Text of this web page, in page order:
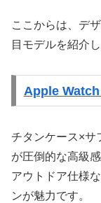
ここからは、デ
目モデルを紹介し
Apple
チタンケース×サ
が圧倒的な高級
アウトドア仕様
ンが魅力です。